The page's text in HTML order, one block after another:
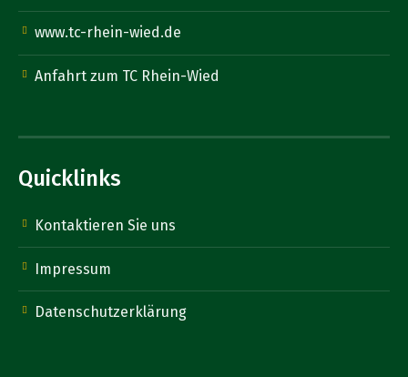
www.tc-rhein-wied.de
Anfahrt zum TC Rhein-Wied
Quicklinks
Kontaktieren Sie uns
Impressum
Datenschutzerklärung